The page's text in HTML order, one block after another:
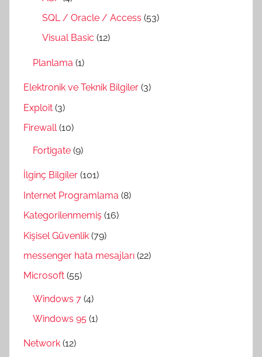
SQL / Oracle / Access (53)
Visual Basic (12)
Planlama (1)
Elektronik ve Teknik Bilgiler (3)
Exploit (3)
Firewall(10)
Fortigate (9)
İlginç Bilgiler (101)
Internet Programlama (8)
Kategorilenmemiş (16)
Kişisel Güvenlik (79)
messenger hata mesajları (22)
Microsoft (55)
Windows 7 (4)
Windows 95 (1)
Network (12)